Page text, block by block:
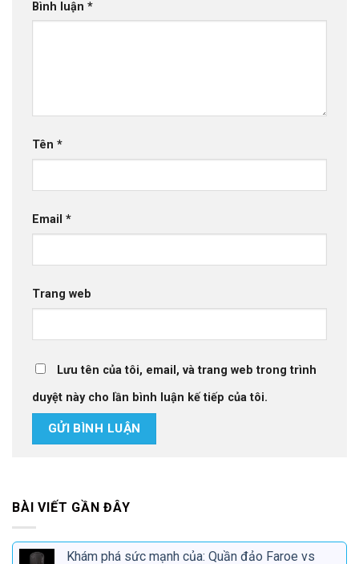
Bình luận *
Tên *
Email *
Trang web
Lưu tên của tôi, email, và trang web trong trình
duyệt này cho lần bình luận kế tiếp của tôi.
BÀI VIẾT GẦN ĐÂY
Khám phá sức mạnh của: Quần đảo Faroe vs